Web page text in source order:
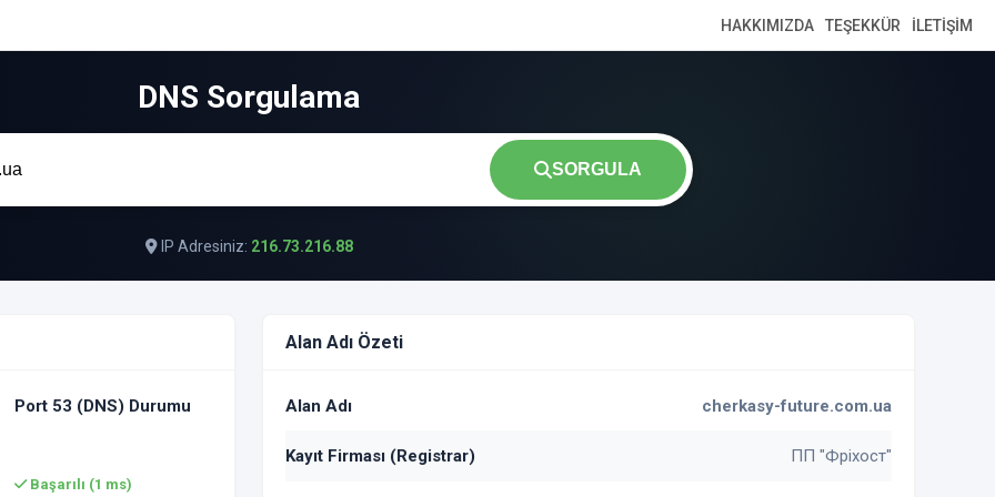
HAKKIMIZDA TEŞEKKÜR İLETIŞIM
DNS Sorgulama
SORGULA
IP Adresiniz: 216.73.216.88
Port 53 (DNS) Durumu
Başarılı (1 ms)
Alan Adı Özeti
Alan Adı cherkasy-future.com.ua
Kayıt Firması (Registrar) ПП "Фріхост"